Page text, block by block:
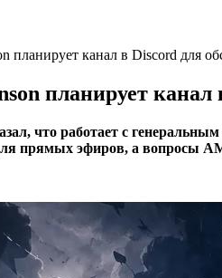
планирует канал в Discord для
планирует
что работает с
прямых эфиров, а вопросы